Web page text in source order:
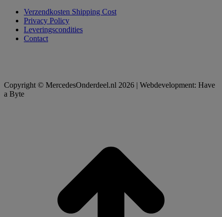
Verzendkosten Shipping Cost
Privacy Policy
Leveringscondities
Contact
Copyright © MercedesOnderdeel.nl 2026 | Webdevelopment: Have
a Byte